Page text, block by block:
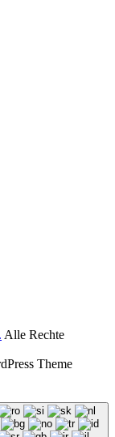
Alle Rechte
Theme